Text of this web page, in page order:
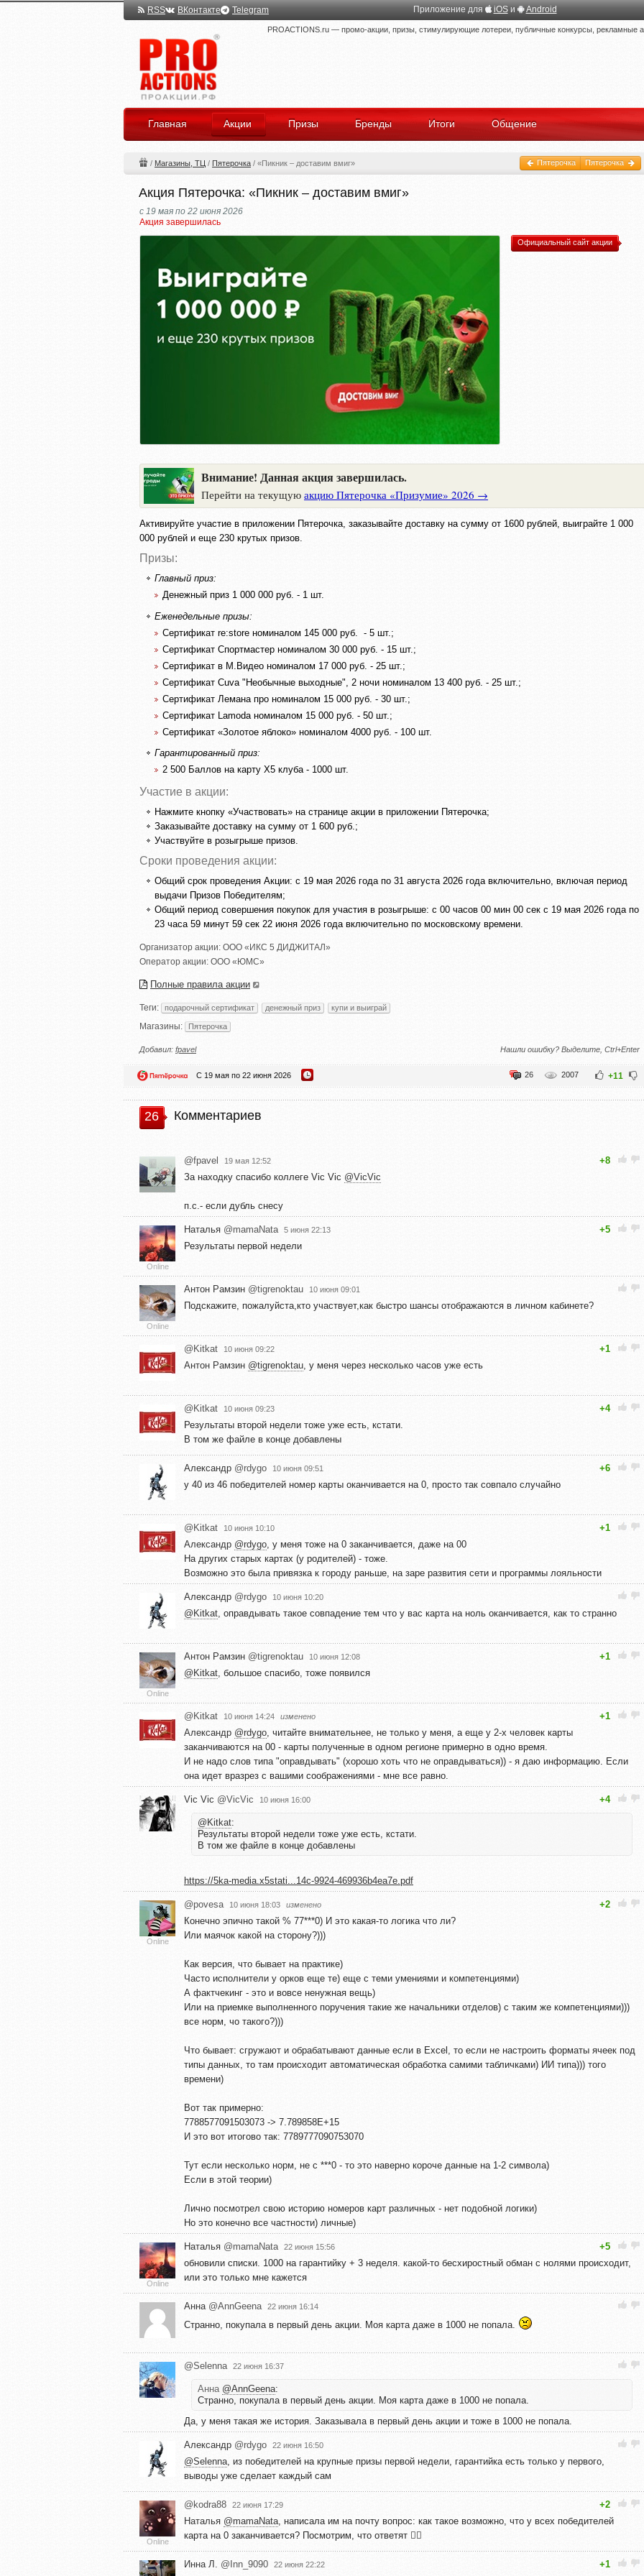
RSS ВКонтакте Telegram Приложение для iOSи Android
PROACTIONS.ru — промо-акции, призы, стимулирующие лотереи, публичные конкурсы, рекламные
Главная Акции Призы Бренды Итоги Общение
Пятерочка Пятерочка
/ Магазины, ТЦ / Пятерочка / «Пикник – доставим вмиг»
Акция Пятерочка: «Пикник – доставим вмиг»
с 19 мая по 22 июня 2026
Акция завершилась
Официальный сайт акции
Внимание! Данная акция завершилась.
Перейти на текущую акцию Пятерочка «Призумие» 2026 →
Активируйте участие в приложении Пятерочка, заказывайте доставку на сумму от 1600 рублей, выиграйте 1 000
000 рублей и еще 230 крутых призов.
Призы:
Главный приз:
Денежный приз 1 000 000 руб. - 1 шт.
Еженедельные призы:
Сертификат re:store номиналом 145 000 руб. - 5 шт.;
Сертификат Спортмастер номиналом 30 000 руб. - 15 шт.;
Сертификат в М.Видео номиналом 17 000 руб. - 25 шт.;
Сертификат Cuva "Необычные выходные", 2 ночи номиналом 13 400 руб. - 25 шт.;
Сертификат Лемана про номиналом 15 000 руб. - 30 шт.;
Сертификат Lamoda номиналом 15 000 руб. - 50 шт.;
Сертификат «Золотое яблоко» номиналом 4000 руб. - 100 шт.
Гарантированный приз:
2 500 Баллов на карту Х5 клуба - 1000 шт.
Участие в акции:
Нажмите кнопку «Участвовать» на странице акции в приложении Пятерочка;
Заказывайте доставку на сумму от 1 600 руб.;
Участвуйте в розыгрыше призов.
Сроки проведения акции:
Общий срок проведения Акции: с 19 мая 2026 года по 31 августа 2026 года включительно, включая период
выдачи Призов Победителям;
Общий период совершения покупок для участия в розыгрыше: с 00 часов 00 мин 00 сек с 19 мая 2026 года по
23 часа 59 минут 59 сек 22 июня 2026 года включительно по московскому времени.
Организатор акции: ООО «ИКС 5 ДИДЖИТАЛ»
Оператор акции: ООО «ЮМС»
Полные правила акции
Теги: подарочный сертификат денежный приз купи и выиграй
Магазины: Пятерочка
Добавил: fpavel Нашли ошибку? Выделите, Ctrl+Enter
С 19 мая по 22 июня 2026 +11
2007
26
26 Комментариев
@fpavel 19 мая 12:52
+8
За находку спасибо коллеге Vic Vic @VicVic
п.с.- если дубль снесу
Online
Наталья @mamaNata 5 июня 22:13
+5
Результаты первой недели
Online
Антон Рамзин @tigrenoktau 10 июня 09:01
Подскажите, пожалуйста,кто участвует,как быстро шансы отображаются в личном кабинете?
@Kitkat 10 июня 09:22
+1
Антон Рамзин @tigrenoktau, у меня через несколько часов уже есть
@Kitkat 10 июня 09:23
+4
Результаты второй недели тоже уже есть, кстати.
В том же файле в конце добавлены
Александр @rdygo 10 июня 09:51
+6
у 40 из 46 победителей номер карты оканчивается на 0, просто так совпало случайно
@Kitkat 10 июня 10:10
+1
Александр @rdygo, у меня тоже на 0 заканчивается, даже на 00
На других старых картах (у родителей) - тоже.
Возможно это была привязка к городу раньше, на заре развития сети и программы лояльности
Александр @rdygo 10 июня 10:20
@Kitkat, оправдывать такое совпадение тем что у вас карта на ноль оканчивается, как то странно
Online
Антон Рамзин @tigrenoktau 10 июня 12:08
+1
@Kitkat, большое спасибо, тоже появился
@Kitkat 10 июня 14:24 изменено
+1
Александр @rdygo, читайте внимательнее, не только у меня, а еще у 2-х человек карты
заканчиваются на 00 - карты полученные в одном регионе примерно в одно время.
И не надо слов типа "оправдывать" (хорошо хоть что не оправдываться)) - я даю информацию. Если
она идет вразрез с вашими соображениями - мне все равно.
Vic Vic @VicVic 10 июня 16:00 +4
@Kitkat:
Результаты второй недели тоже уже есть, кстати.
В том же файле в конце добавлены
https://5ka-media.x5stati...14c-9924-469936b4ea7e.pdf
Online
@povesa 10 июня 18:03 изменено
+2
Конечно эпично такой % 77***0) И это какая-то логика что ли?
Или маячок какой на сторону?)))
Как версия, что бывает на практике)
Часто исполнители у орков еще те) еще с теми умениями и компетенциями)
А фактчекинг - это и вовсе ненужная вещь)
Или на приемке выполненного поручения такие же начальники отделов) с таким же компетенциями)))
все норм, чо такого?)))
Что бывает: сгружают и обрабатывают данные если в Excel, то если не настроить форматы ячеек под
типы данных, то там происходит автоматическая обработка самими табличками) ИИ типа))) того
времени)
Вот так примерно:
7788577091503073 -> 7.789858E+15
И это вот итогово так: 7789777090753070
Тут если несколько норм, не с ***0 - то это наверно короче данные на 1-2 символа)
Если в этой теории)
Лично посмотрел свою историю номеров карт различных - нет подобной логики)
Но это конечно все частности) личные)
Online
Наталья @mamaNata 22 июня 15:56
+5
обновили списки. 1000 на гарантийку + 3 неделя. какой-то бесхиростный обман с нолями происходит,
или это только мне кажется
Анна @AnnGeena 22 июня 16:14
Странно, покупала в первый день акции. Моя карта даже в 1000 не попала.
@Selenna 22 июня 16:37
Анна @AnnGeena:
Странно, покупала в первый день акции. Моя карта даже в 1000 не попала.
Да, у меня такая же история. Заказывала в первый день акции и тоже в 1000 не попала.
Александр @rdygo 22 июня 16:50
@Selenna, из победителей на крупные призы первой недели, гарантийка есть только у первого,
выводы уже сделает каждый сам
Online
@kodra88 22 июня 17:29
+2
Наталья @mamaNata, написала им на почту вопрос: как такое возможно, что у всех победителей
карта на 0 заканчивается? Посмотрим, что ответят 🤷‍♀️
Инна Л. @Inn_9090 22 июня 22:22
+1